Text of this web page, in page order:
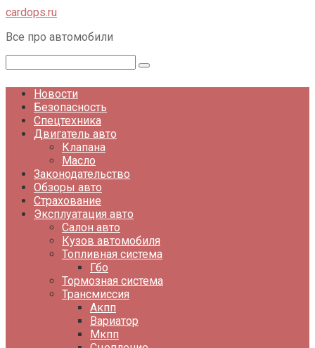
Перейти
контенту
cardops.ru
Все про автомобили
Новости
Безопасность
Спецтехника
Двигатель авто
Клапана
Масло
Законодательство
Обзоры авто
Страхование
Эксплуатация авто
Салон авто
Кузов автомобиля
Топливная система
Гбо
Тормозная система
Трансмиссия
Акпп
Вариатор
Мкпп